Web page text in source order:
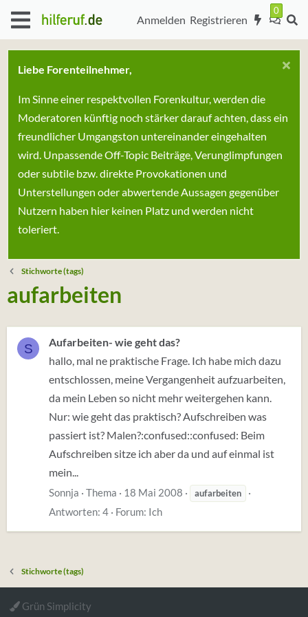
Anmelden Registrieren
Liebe Forenteilnehmer,
Im Sinne einer respektvollen Forenkultur, werden die
Moderatoren künftig noch stärker darauf achten, dass ein
freundlicher Umgangston untereinander eingehalten
wird. Unpassende Off-Topic Beiträge, Verunglimpfungen
oder subtile bzw. direkte Provokationen und
Unterstellungen oder abwertende Aussagen gegenüber
Nutzern haben hier keinen Platz und werden nicht
toleriert.
Stichworte (tags)
aufarbeiten
S
Aufarbeiten- wie geht das?
hallo, mal ne praktische Frage. Ich habe mich dazu
entschlossen, meine Vergangenheit aufzuarbeiten,
da mein Leben so nicht mehr weitergehen kann.
Nur: wie geht das praktisch? Aufschreiben was
passiert ist? Malen?:confused::confused: Beim
Aufschreiben sitze ich aber da und auf einmal ist
mein...
Sonnja Thema 18 Mai 2008 aufarbeiten
Antworten: 4 Forum: Ich
Stichworte (tags)
Grün Simplicity